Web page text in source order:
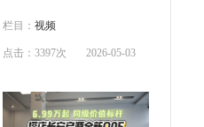
栏目： 视频
点击：3397次 2026-05-03